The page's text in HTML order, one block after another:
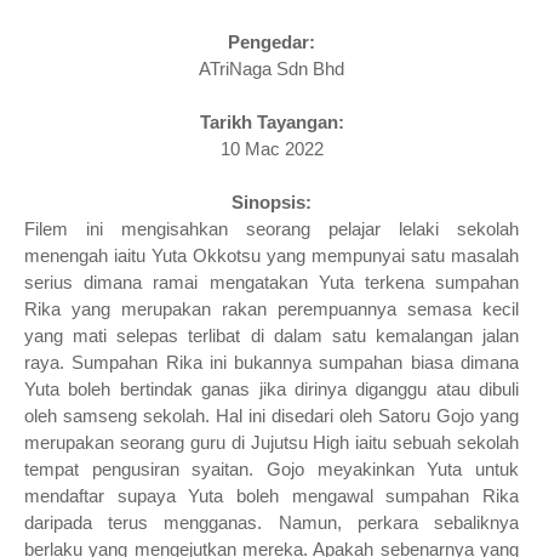
Pengedar:
ATriNaga Sdn Bhd
Tarikh Tayangan:
10 Mac 2022
Sinopsis:
Filem ini mengisahkan seorang pelajar lelaki sekolah
menengah iaitu Yuta Okkotsu yang mempunyai satu masalah
serius dimana ramai mengatakan Yuta terkena sumpahan
Rika yang merupakan rakan perempuannya semasa kecil
yang mati selepas terlibat di dalam satu kemalangan jalan
raya. Sumpahan Rika ini bukannya sumpahan biasa dimana
Yuta boleh bertindak ganas jika dirinya diganggu atau dibuli
oleh samseng sekolah. Hal ini disedari oleh Satoru Gojo yang
merupakan seorang guru di Jujutsu High iaitu sebuah sekolah
tempat pengusiran syaitan. Gojo meyakinkan Yuta untuk
mendaftar supaya Yuta boleh mengawal sumpahan Rika
daripada terus mengganas. Namun, perkara sebaliknya
berlaku yang mengejutkan mereka. Apakah sebenarnya yang